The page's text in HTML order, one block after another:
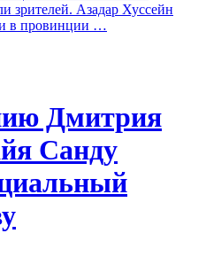
зрителей. Азадар Хуссейн
в провинции …
Дмитрия
Санду